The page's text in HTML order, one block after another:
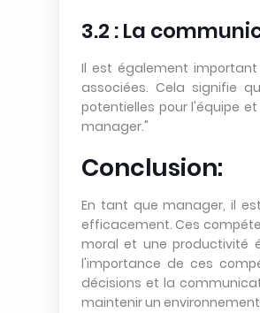
3.2 : La
Il est également
associées. Cela signifie
potentielles pour l'équipe
manager."
Conclusion:
En tant que manager, il
efficacement. Ces
moral et une productivité
l'importance de ces
décisions et la
maintenir un